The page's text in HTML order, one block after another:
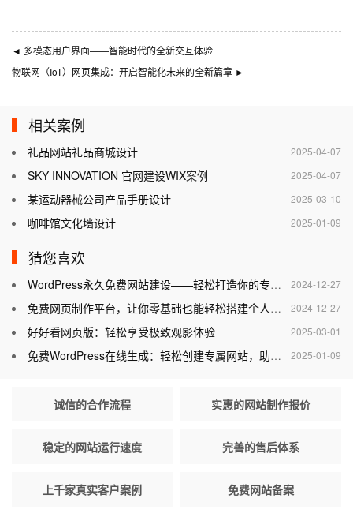
◄ 多模态用户界面——智能时代的全新交互体验
物联网（IoT）网页集成：开启智能化未来的全新篇章 ►
相关案例
2025-04-07
礼品网站礼品商城设计
2025-04-07
SKY INNOVATION 官网建设WIX案例
2025-03-10
某运动器械公司产品手册设计
2025-01-09
咖啡馆文化墙设计
猜您喜欢
2024-12-27
WordPress永久免费网站建设——轻松打造你的专属网站
2024-12-27
免费网页制作平台，让你零基础也能轻松搭建个人网站
2025-03-01
好好看网页版：轻松享受极致观影体验
2025-01-09
免费WordPress在线生成：轻松创建专属网站，助力个人与企业腾飞
诚信的合作流程 实惠的网站制作报价
稳定的网站运行速度 完善的售后体系
上千家真实客户案例 免费网站备案